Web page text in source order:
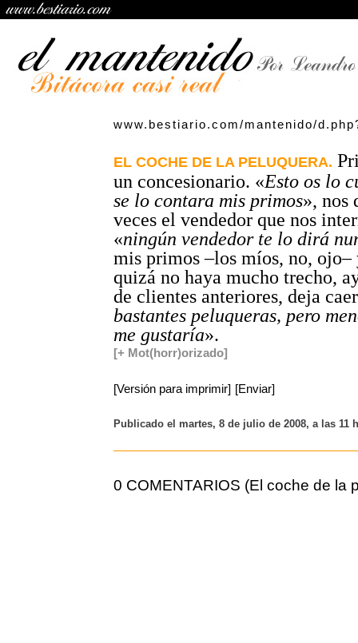
www.bestiario.com/mantenido/
EL COCHE DE LA PELUQUERA.
un concesionario. «Esto os lo
se lo contara mis primos», nos
veces el vendedor que nos
«ningún vendedor te lo dirá
mis primos –los míos, no,
quizá no haya mucho trecho,
de clientes anteriores, deja
bastantes peluqueras, pero
me gustaría».
[+ Mot(horr)orizado]
[Versión para imprimir] [Enviar]
Publicado el martes, 8 de julio de 2008, a las 11
0 COMENTARIOS (El coche de la